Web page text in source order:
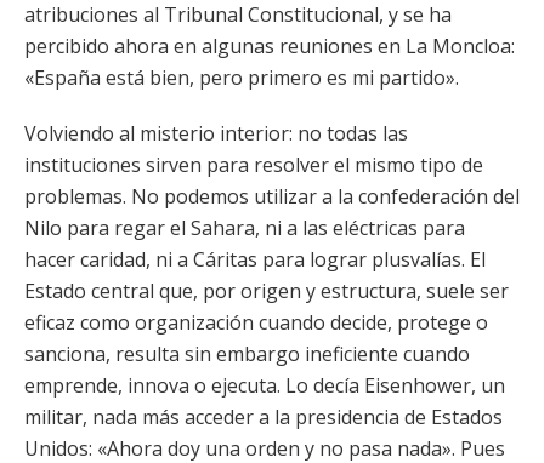
atribuciones al Tribunal Constitucional, y se ha
percibido ahora en algunas reuniones en La Moncloa:
«España está bien, pero primero es mi partido».
Volviendo al misterio interior: no todas las
instituciones sirven para resolver el mismo tipo de
problemas. No podemos utilizar a la confederación del
Nilo para regar el Sahara, ni a las eléctricas para
hacer caridad, ni a Cáritas para lograr plusvalías. El
Estado central que, por origen y estructura, suele ser
eficaz como organización cuando decide, protege o
sanciona, resulta sin embargo ineficiente cuando
emprende, innova o ejecuta. Lo decía Eisenhower, un
militar, nada más acceder a la presidencia de Estados
Unidos: «Ahora doy una orden y no pasa nada». Pues